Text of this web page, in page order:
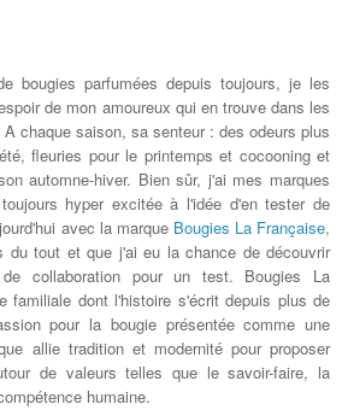
bougies parfumées depuis toujours, je les
de mon amoureux qui en trouve dans les
chaque saison, sa senteur : des odeurs plus
fleuries pour le printemps et cocooning et
automne-hiver. Bien sûr, j'ai mes marques
hyper excitée à l'idée d'en tester de
avec la marque Bougies La Française,
du tout et que j'ai eu la chance de découvrir
collaboration pour un test. Bougies La
familiale dont l'histoire s'écrit depuis plus de
pour la bougie présentée comme une
allie tradition et modernité pour proposer
de valeurs telles que le savoir-faire, la
humaine.